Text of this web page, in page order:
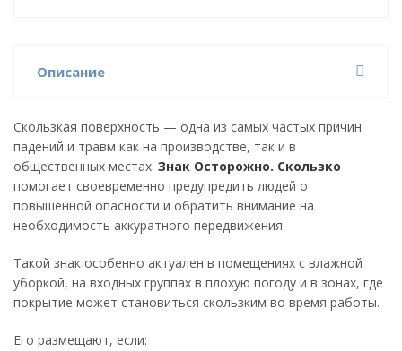
Описание
Скользкая поверхность — одна из самых частых причин
падений и травм как на производстве, так и в
общественных местах. Знак Осторожно. Скользко
помогает своевременно предупредить людей о
повышенной опасности и обратить внимание на
необходимость аккуратного передвижения.
Такой знак особенно актуален в помещениях с влажной
уборкой, на входных группах в плохую погоду и в зонах, где
покрытие может становиться скользким во время работы.
Его размещают, если: